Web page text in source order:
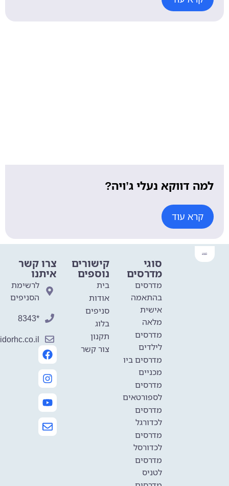
למה דווקא נעלי ג’ויה?
קרא עוד
סוגי
מדרסים
מדרסים
בהתאמה
אישית
מלאה
מדרסים
לילדים
מדרסים ביו
מכניים
מדרסים
לספורטאים
מדרסים
לכדורגל
מדרסים
לכדורסל
מדרסים
לטניס
קישורים
נוספים
בית
אודות
סניפים
בלוג
תקנון
צור קשר
צרו קשר
איתנו
לרשימת
הסניפים
*8343